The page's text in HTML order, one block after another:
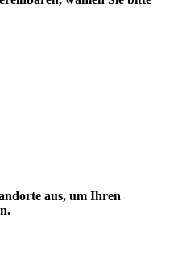
aus, um Ihren